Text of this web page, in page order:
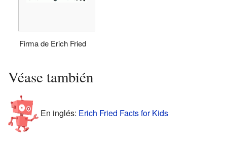
Firma de Erich Fried
Véase también
En inglés: Erich Fried Facts for Kids